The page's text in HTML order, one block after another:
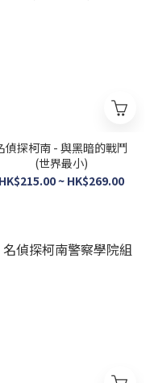
偵探柯南 - 與黑暗的戰鬥
(世界最小)
HK$215.00 ~ HK$269.00